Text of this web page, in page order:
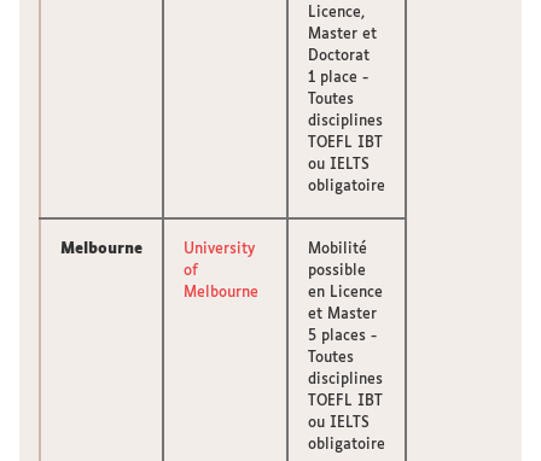
Licence,
Master et
Doctorat
1 place -
Toutes
disciplines
TOEFL IBT
ou IELTS
obligatoire
Melbourne
University
of
Melbourne
Mobilité
possible
en Licence
et Master
5 places -
Toutes
disciplines
TOEFL IBT
ou IELTS
obligatoire